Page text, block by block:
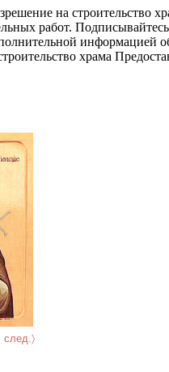
на строительство
работ.
информацией
храма
след.〉